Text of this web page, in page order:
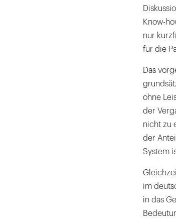
Know-
nur
für die
Das
ohne
der
nicht zu
der
System
im
in das